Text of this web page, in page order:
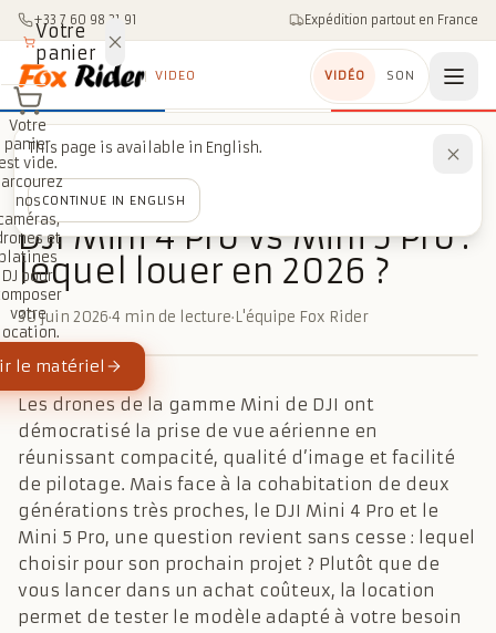
Aller au contenu
+33 7 60 98 21 91 Expédition partout en France
VIDEO VIDÉO SON
Accueil/Blog/ Drones/
DRONES
DJI Mini 4 Pro vs Mini 5 Pro :
lequel louer en 2026 ?
30 juin 2026·4 min de lecture·L'équipe Fox Rider
Les drones de la gamme Mini de DJI ont
démocratisé la prise de vue aérienne en
réunissant compacité, qualité d’image et facilité
de pilotage. Mais face à la cohabitation de deux
générations très proches, le DJI Mini 4 Pro et le
Mini 5 Pro, une question revient sans cesse : lequel
choisir pour son prochain projet ? Plutôt que de
vous lancer dans un achat coûteux, la location
permet de tester le modèle adapté à votre besoin
Votre
panier
Votre
panier
vide.
nos
et
DJ pour
votre
le matériel
This page is available in English.
CONTINUE IN ENGLISH